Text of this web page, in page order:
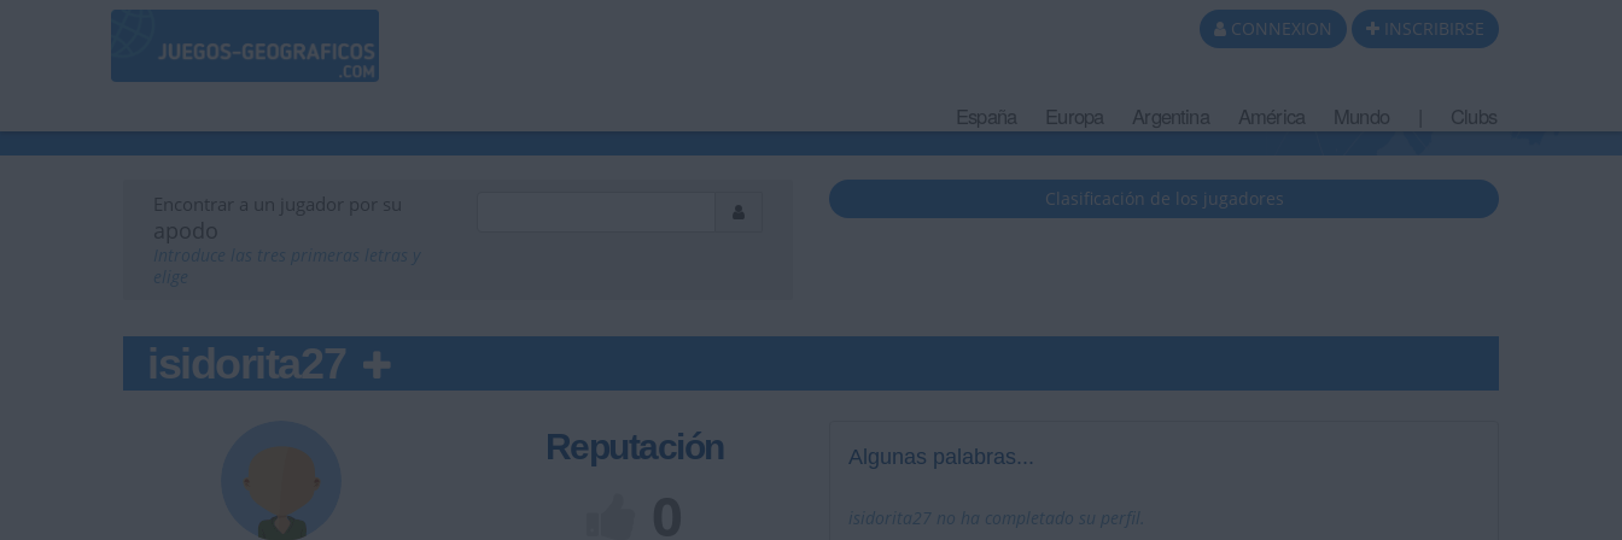
CONNEXION INSCRIBIRSE
España Europa Argentina América Mundo Clubs
Encontrar a un jugador por su
apodo
Clasificación de los jugadores
isidorita27
Reputación Algunas palabras...
isidorita27 no ha completado su perfil.